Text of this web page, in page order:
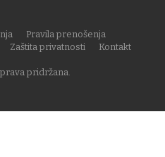
pridržana.
Pravila prenošenja
Zaštita privatnosti
Kontakt